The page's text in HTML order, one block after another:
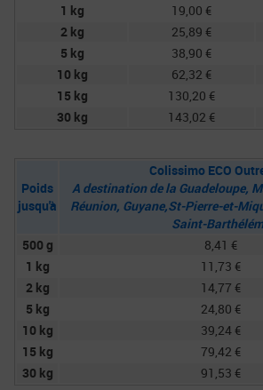
1 kg
19,00 €
2 kg
25,89 €
5 kg
38,90 €
10 kg
62,32 €
15 kg
130,20 €
30 kg
143,02 €
Poids
jusqu'à
Colissimo ECO
A destination de la Guadeloupe,
Réunion, Guyane,St-Pierre-et-
Saint-
500 g
8,41 €
1 kg
11,73 €
2 kg
14,77 €
5 kg
24,80 €
10 kg
39,24 €
15 kg
79,42 €
30 kg
91,53 €